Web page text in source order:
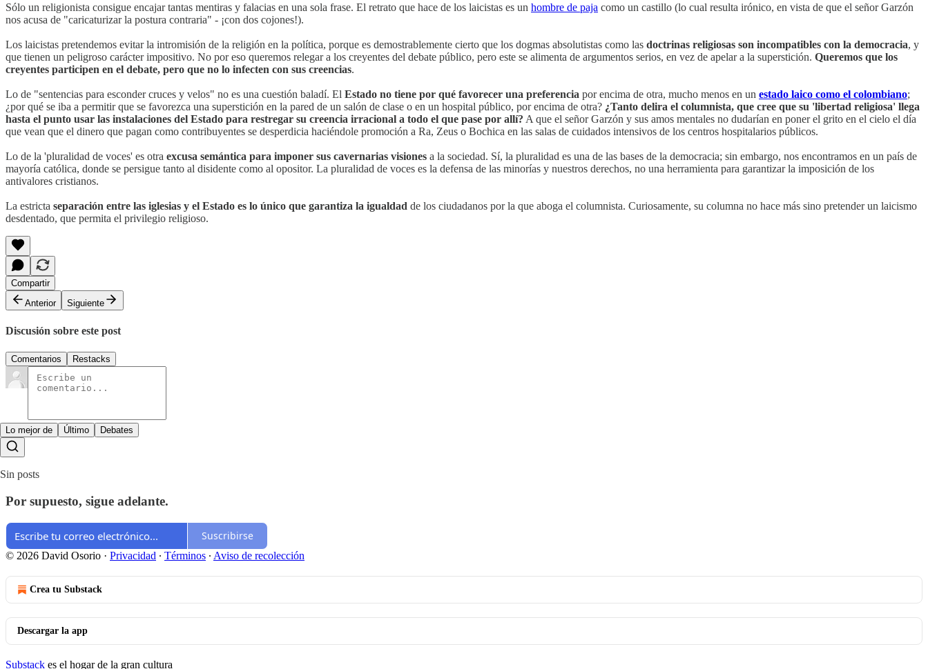
Sólo un religionista consigue encajar tantas mentiras y falacias en una sola frase. El retrato que hace de los laicistas es un hombre de paja como un castillo (lo cual resulta irónico, en vista de que el señor Garzón
nos acusa de "caricaturizar la postura contraria" - ¡con dos cojones!).
Los laicistas pretendemos evitar la intromisión de la religión en la política, porque es demostrablemente cierto que los dogmas absolutistas como las doctrinas religiosas son incompatibles con la democracia, y
que tienen un peligroso carácter impositivo. No por eso queremos relegar a los creyentes del debate público, pero este se alimenta de argumentos serios, en vez de apelar a la superstición. Queremos que los
creyentes participen en el debate, pero que no lo infecten con sus creencias.
Lo de "sentencias para esconder cruces y velos" no es una cuestión baladí. El Estado no tiene por qué favorecer una preferencia por encima de otra, mucho menos en un estado laico como el colombiano;
¿por qué se iba a permitir que se favorezca una superstición en la pared de un salón de clase o en un hospital público, por encima de otra? ¿Tanto delira el columnista, que cree que su 'libertad religiosa' llega
hasta el punto usar las instalaciones del Estado para restregar su creencia irracional a todo el que pase por allí? A que el señor Garzón y sus amos mentales no dudarían en poner el grito en el cielo el día
que vean que el dinero que pagan como contribuyentes se desperdicia haciéndole promoción a Ra, Zeus o Bochica en las salas de cuidados intensivos de los centros hospitalarios públicos.
Lo de la 'pluralidad de voces' es otra excusa semántica para imponer sus cavernarias visiones a la sociedad. Sí, la pluralidad es una de las bases de la democracia; sin embargo, nos encontramos en un país de
mayoría católica, donde se persigue tanto al disidente como al opositor. La pluralidad de voces es la defensa de las minorías y nuestros derechos, no una herramienta para garantizar la imposición de los
antivalores cristianos.
La estricta separación entre las iglesias y el Estado es lo único que garantiza la igualdad de los ciudadanos por la que aboga el columnista. Curiosamente, su columna no hace más sino pretender un laicismo
desdentado, que permita el privilegio religioso.
Compartir
Anterior
Siguiente
Discusión sobre este post
Comentarios Restacks
Lo mejor de Último Debates
Sin posts
Por supuesto, sigue adelante.
Suscribirse
© 2026 David Osorio · Privacidad ∙ Términos ∙ Aviso de recolección
Crea tu Substack
Descargar la app
Substack es el hogar de la gran cultura